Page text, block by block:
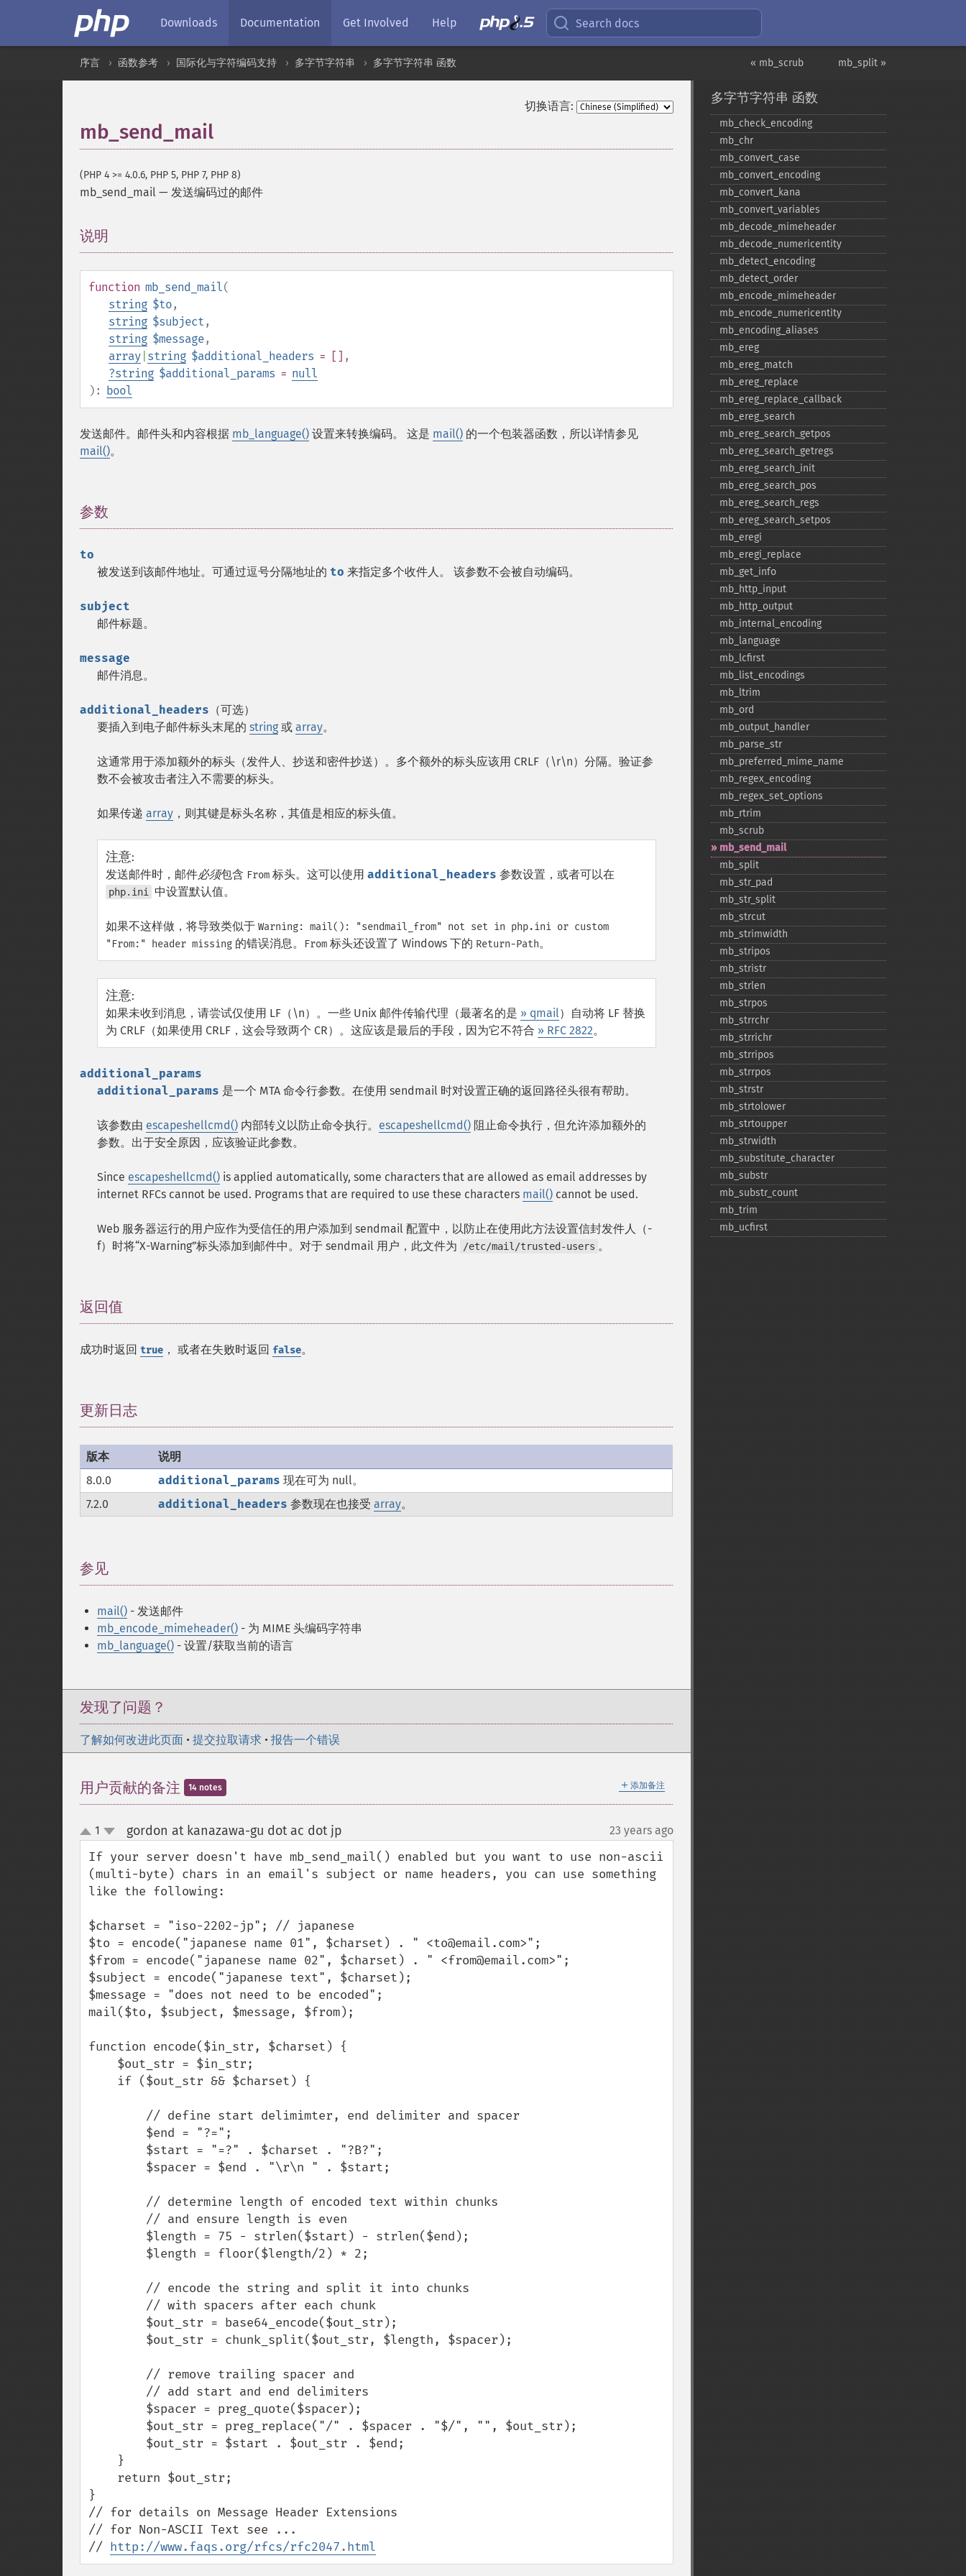
Downloads Documentation Get Involved Help Search docs
mb_split »
« mb_scrub
序言 函数参考 国际化与字符编码支持 多字节字符串 多字节字符串 函数
切换语言:
mb_send_mail
(PHP 4 >= 4.0.6, PHP 5, PHP 7, PHP 8)
mb_send_mail — 发送编码过的邮件
说明
function mb_send_mail(
string $to,
string $subject ,
string $message,
array string $additional_headers = [] ,
?string $additional_params = null
): bool
发送邮件。邮件头和内容根据 mb_language() 设置来转换编码。 这是 mail() 的一个包装器函数，所以详情参见
mail()。
参数
to
被发送到该邮件地址。可通过逗号分隔地址的 to 来指定多个收件人。 该参数不会被自动编码。
subject
邮件标题。
message
邮件消息。
additional_headers （可选）
要插入到电子邮件标头末尾的 string 或 array。
这通常用于添加额外的标头（发件人、抄送和密件抄送）。多个额外的标头应该用 CRLF（\r\n）分隔。验证参
数不会被攻击者注入不需要的标头。
如果传递 array ，则其键是标头名称，其值是相应的标头值。
注意:
发送邮件时，邮件必须包含 From 标头。这可以使用 additional_headers 参数设置，或者可以在
php.ini 中设置默认值。
如果不这样做，将导致类似于 Warning: mail(): "sendmail_from" not set in php.ini or custom
"From:" header missing 的错误消息。 From 标头还设置了 Windows 下的 Return-Path。
注意:
如果未收到消息，请尝试仅使用 LF（\n）。一些 Unix 邮件传输代理（最著名的是 » qmail）自动将 LF 替换
为 CRLF（如果使用 CRLF，这会导致两个 CR）。这应该是最后的手段，因为它不符合 » RFC 2822。
additional_params
additional_params 是一个 MTA 命令行参数。在使用 sendmail 时对设置正确的返回路径头很有帮助。
该参数由 escapeshellcmd() 内部转义以防止命令执行。 escapeshellcmd() 阻止命令执行，但允许添加额外的
参数。出于安全原因，应该验证此参数。
Since escapeshellcmd() is applied automatically, some characters that are allowed as email addresses by
internet RFCs cannot be used. Programs that are required to use these characters mail() cannot be used.
Web 服务器运行的用户应作为受信任的用户添加到 sendmail 配置中，以防止在使用此方法设置信封发件人（-
f）时将“X-Warning”标头添加到邮件中。对于 sendmail 用户，此文件为
/etc/mail/trusted-users 。
返回值
成功时返回 true ， 或者在失败时返回 false。
更新日志
版本
说明
8.0.0
additional_params 现在可为 null。
7.2.0
additional_headers 参数现在也接受 array。
参见
mail() - 发送邮件
mb_encode_mimeheader() - 为 MIME 头编码字符串
mb_language() - 设置/获取当前的语言
发现了问题？
了解如何改进此页面 • 提交拉取请求 • 报告一个错误
＋ 添加备注
用户贡献的备注 14 notes
up
down
1 gordon at kanazawa-gu dot ac dot jp 23 years ago
If your server doesn't have mb_send_mail() enabled but you want to use non-ascii
(multi-byte) chars in an email's subject or name headers, you can use something
like the following:
$charset = "iso-2202-jp"; // japanese
$to = encode("japanese name 01", $charset) . " <to@email.com>";
$from = encode("japanese name 02", $charset) . " <from@email.com>";
$subject = encode("japanese text", $charset);
$message = "does not need to be encoded";
mail($to, $subject, $message, $from);
function encode($in_str, $charset) {
}
// for details on Message Header Extensions
// for Non-ASCII Text see ...
// http://www.faqs.org/rfcs/rfc2047.html
多字节字符串 函数
mb_​check_​encoding
mb_​chr
mb_​convert_​case
mb_​convert_​encoding
mb_​convert_​kana
mb_​convert_​variables
mb_​decode_​mimeheader
mb_​decode_​numericentity
mb_​detect_​encoding
mb_​detect_​order
mb_​encode_​mimeheader
mb_​encode_​numericentity
mb_​encoding_​aliases
mb_​ereg
mb_​ereg_​match
mb_​ereg_​replace
mb_​ereg_​replace_​callback
mb_​ereg_​search
mb_​ereg_​search_​getpos
mb_​ereg_​search_​getregs
mb_​ereg_​search_​init
mb_​ereg_​search_​pos
mb_​ereg_​search_​regs
mb_​ereg_​search_​setpos
mb_​eregi
mb_​eregi_​replace
mb_​get_​info
mb_​http_​input
mb_​http_​output
mb_​internal_​encoding
mb_​language
mb_​lcfirst
mb_​list_​encodings
mb_​ltrim
mb_​ord
mb_​output_​handler
mb_​parse_​str
mb_​preferred_​mime_​name
mb_​regex_​encoding
mb_​regex_​set_​options
mb_​rtrim
mb_​scrub
mb_​send_​mail
mb_​split
mb_​str_​pad
mb_​str_​split
mb_​strcut
mb_​strimwidth
mb_​stripos
mb_​stristr
mb_​strlen
mb_​strpos
mb_​strrchr
mb_​strrichr
mb_​strripos
mb_​strrpos
mb_​strstr
mb_​strtolower
mb_​strtoupper
mb_​strwidth
mb_​substitute_​character
mb_​substr
mb_​substr_​count
mb_​trim
mb_​ucfirst